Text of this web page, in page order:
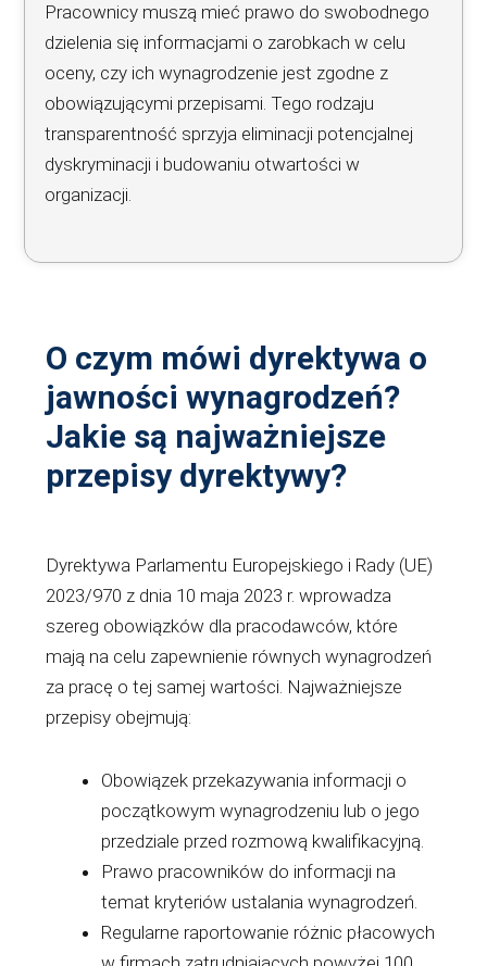
Pracownicy muszą mieć prawo do swobodnego
dzielenia się informacjami o zarobkach w celu
oceny, czy ich wynagrodzenie jest zgodne z
obowiązującymi przepisami. Tego rodzaju
transparentność sprzyja eliminacji potencjalnej
dyskryminacji i budowaniu otwartości w
organizacji.
O czym mówi dyrektywa o
jawności wynagrodzeń?
Jakie są najważniejsze
przepisy dyrektywy?
Dyrektywa Parlamentu Europejskiego i Rady (UE)
2023/970 z dnia 10 maja 2023 r. wprowadza
szereg obowiązków dla pracodawców, które
mają na celu zapewnienie równych wynagrodzeń
za pracę o tej samej wartości. Najważniejsze
przepisy obejmują:
Obowiązek przekazywania informacji o
początkowym wynagrodzeniu lub o jego
przedziale przed rozmową kwalifikacyjną.
Prawo pracowników do informacji na
temat kryteriów ustalania wynagrodzeń.
Regularne raportowanie różnic płacowych